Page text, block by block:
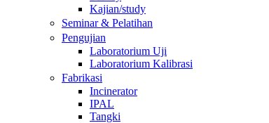
Kajian/study
Seminar & Pelatihan
Pengujian
Laboratorium Uji
Laboratorium Kalibrasi
Fabrikasi
Incinerator
IPAL
Tangki